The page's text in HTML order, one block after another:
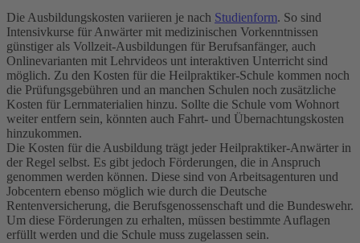
Die Ausbildungskosten variieren je nach Studienform. So sind
Intensivkurse für Anwärter mit medizinischen Vorkenntnissen
günstiger als Vollzeit-Ausbildungen für Berufsanfänger, auch
Onlinevarianten mit Lehrvideos unt interaktiven Unterricht sind
möglich. Zu den Kosten für die Heilpraktiker-Schule kommen noch
die Prüfungsgebühren und an manchen Schulen noch zusätzliche
Kosten für Lernmaterialien hinzu. Sollte die Schule vom Wohnort
weiter entfern sein, könnten auch Fahrt- und Übernachtungskosten
hinzukommen.
Die Kosten für die Ausbildung trägt jeder Heilpraktiker-Anwärter in
der Regel selbst. Es gibt jedoch Förderungen, die in Anspruch
genommen werden können. Diese sind von Arbeitsagenturen und
Jobcentern ebenso möglich wie durch die Deutsche
Rentenversicherung, die Berufsgenossenschaft und die Bundeswehr.
Um diese Förderungen zu erhalten, müssen bestimmte Auflagen
erfüllt werden und die Schule muss zugelassen sein.